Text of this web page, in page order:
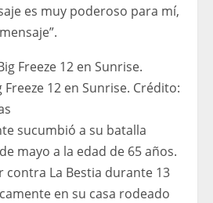
es muy poderoso para mí,
12 en Sunrise. Crédito:
sucumbió a su batalla
mayo a la edad de 65 años.
contra La Bestia durante 13
en su casa rodeado